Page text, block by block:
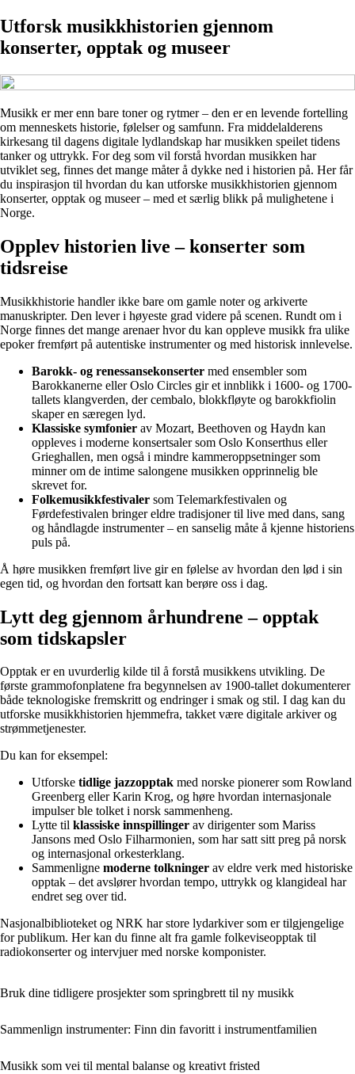
Utforsk musikkhistorien gjennom
konserter, opptak og museer
Musikk er mer enn bare toner og rytmer – den er en levende fortelling
om menneskets historie, følelser og samfunn. Fra middelalderens
kirkesang til dagens digitale lydlandskap har musikken speilet tidens
tanker og uttrykk. For deg som vil forstå hvordan musikken har
utviklet seg, finnes det mange måter å dykke ned i historien på. Her får
du inspirasjon til hvordan du kan utforske musikkhistorien gjennom
konserter, opptak og museer – med et særlig blikk på mulighetene i
Norge.
Opplev historien live – konserter som
tidsreise
Musikkhistorie handler ikke bare om gamle noter og arkiverte
manuskripter. Den lever i høyeste grad videre på scenen. Rundt om i
Norge finnes det mange arenaer hvor du kan oppleve musikk fra ulike
epoker fremført på autentiske instrumenter og med historisk innlevelse.
Barokk- og renessansekonserter med ensembler som
Barokkanerne eller Oslo Circles gir et innblikk i 1600- og 1700-
tallets klangverden, der cembalo, blokkfløyte og barokkfiolin
skaper en særegen lyd.
Klassiske symfonier av Mozart, Beethoven og Haydn kan
oppleves i moderne konsertsaler som Oslo Konserthus eller
Grieghallen, men også i mindre kammeroppsetninger som
minner om de intime salongene musikken opprinnelig ble
skrevet for.
Folkemusikkfestivaler som Telemarkfestivalen og
Førdefestivalen bringer eldre tradisjoner til live med dans, sang
og håndlagde instrumenter – en sanselig måte å kjenne historiens
puls på.
Å høre musikken fremført live gir en følelse av hvordan den lød i sin
egen tid, og hvordan den fortsatt kan berøre oss i dag.
Lytt deg gjennom århundrene – opptak
som tidskapsler
Opptak er en uvurderlig kilde til å forstå musikkens utvikling. De
første grammofonplatene fra begynnelsen av 1900-tallet dokumenterer
både teknologiske fremskritt og endringer i smak og stil. I dag kan du
utforske musikkhistorien hjemmefra, takket være digitale arkiver og
strømmetjenester.
Du kan for eksempel:
Utforske tidlige jazzopptak med norske pionerer som Rowland
Greenberg eller Karin Krog, og høre hvordan internasjonale
impulser ble tolket i norsk sammenheng.
Lytte til klassiske innspillinger av dirigenter som Mariss
Jansons med Oslo Filharmonien, som har satt sitt preg på norsk
og internasjonal orkesterklang.
Sammenligne moderne tolkninger av eldre verk med historiske
opptak – det avslører hvordan tempo, uttrykk og klangideal har
endret seg over tid.
Nasjonalbiblioteket og NRK har store lydarkiver som er tilgjengelige
for publikum. Her kan du finne alt fra gamle folkeviseopptak til
radiokonserter og intervjuer med norske komponister.
Bruk dine tidligere prosjekter som springbrett til ny musikk
Sammenlign instrumenter: Finn din favoritt i instrumentfamilien
Musikk som vei til mental balanse og kreativt fristed